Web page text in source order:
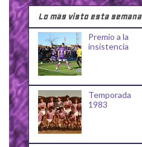
Lo más visto esta semana
Premio a la
insistencia
Temporada
1983